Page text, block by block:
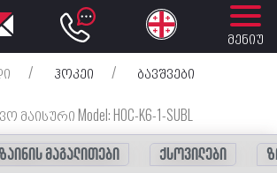
მენიუ
/ ჰოკეი /
ბავშვები
მაისური Model: HOC-K6-1-SUBL
მაგალითები ქსოვილები